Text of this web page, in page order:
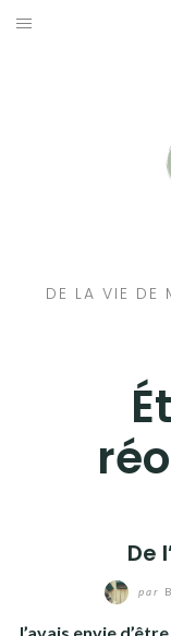
DE LA VIE DE
De
par
RESSOURCES